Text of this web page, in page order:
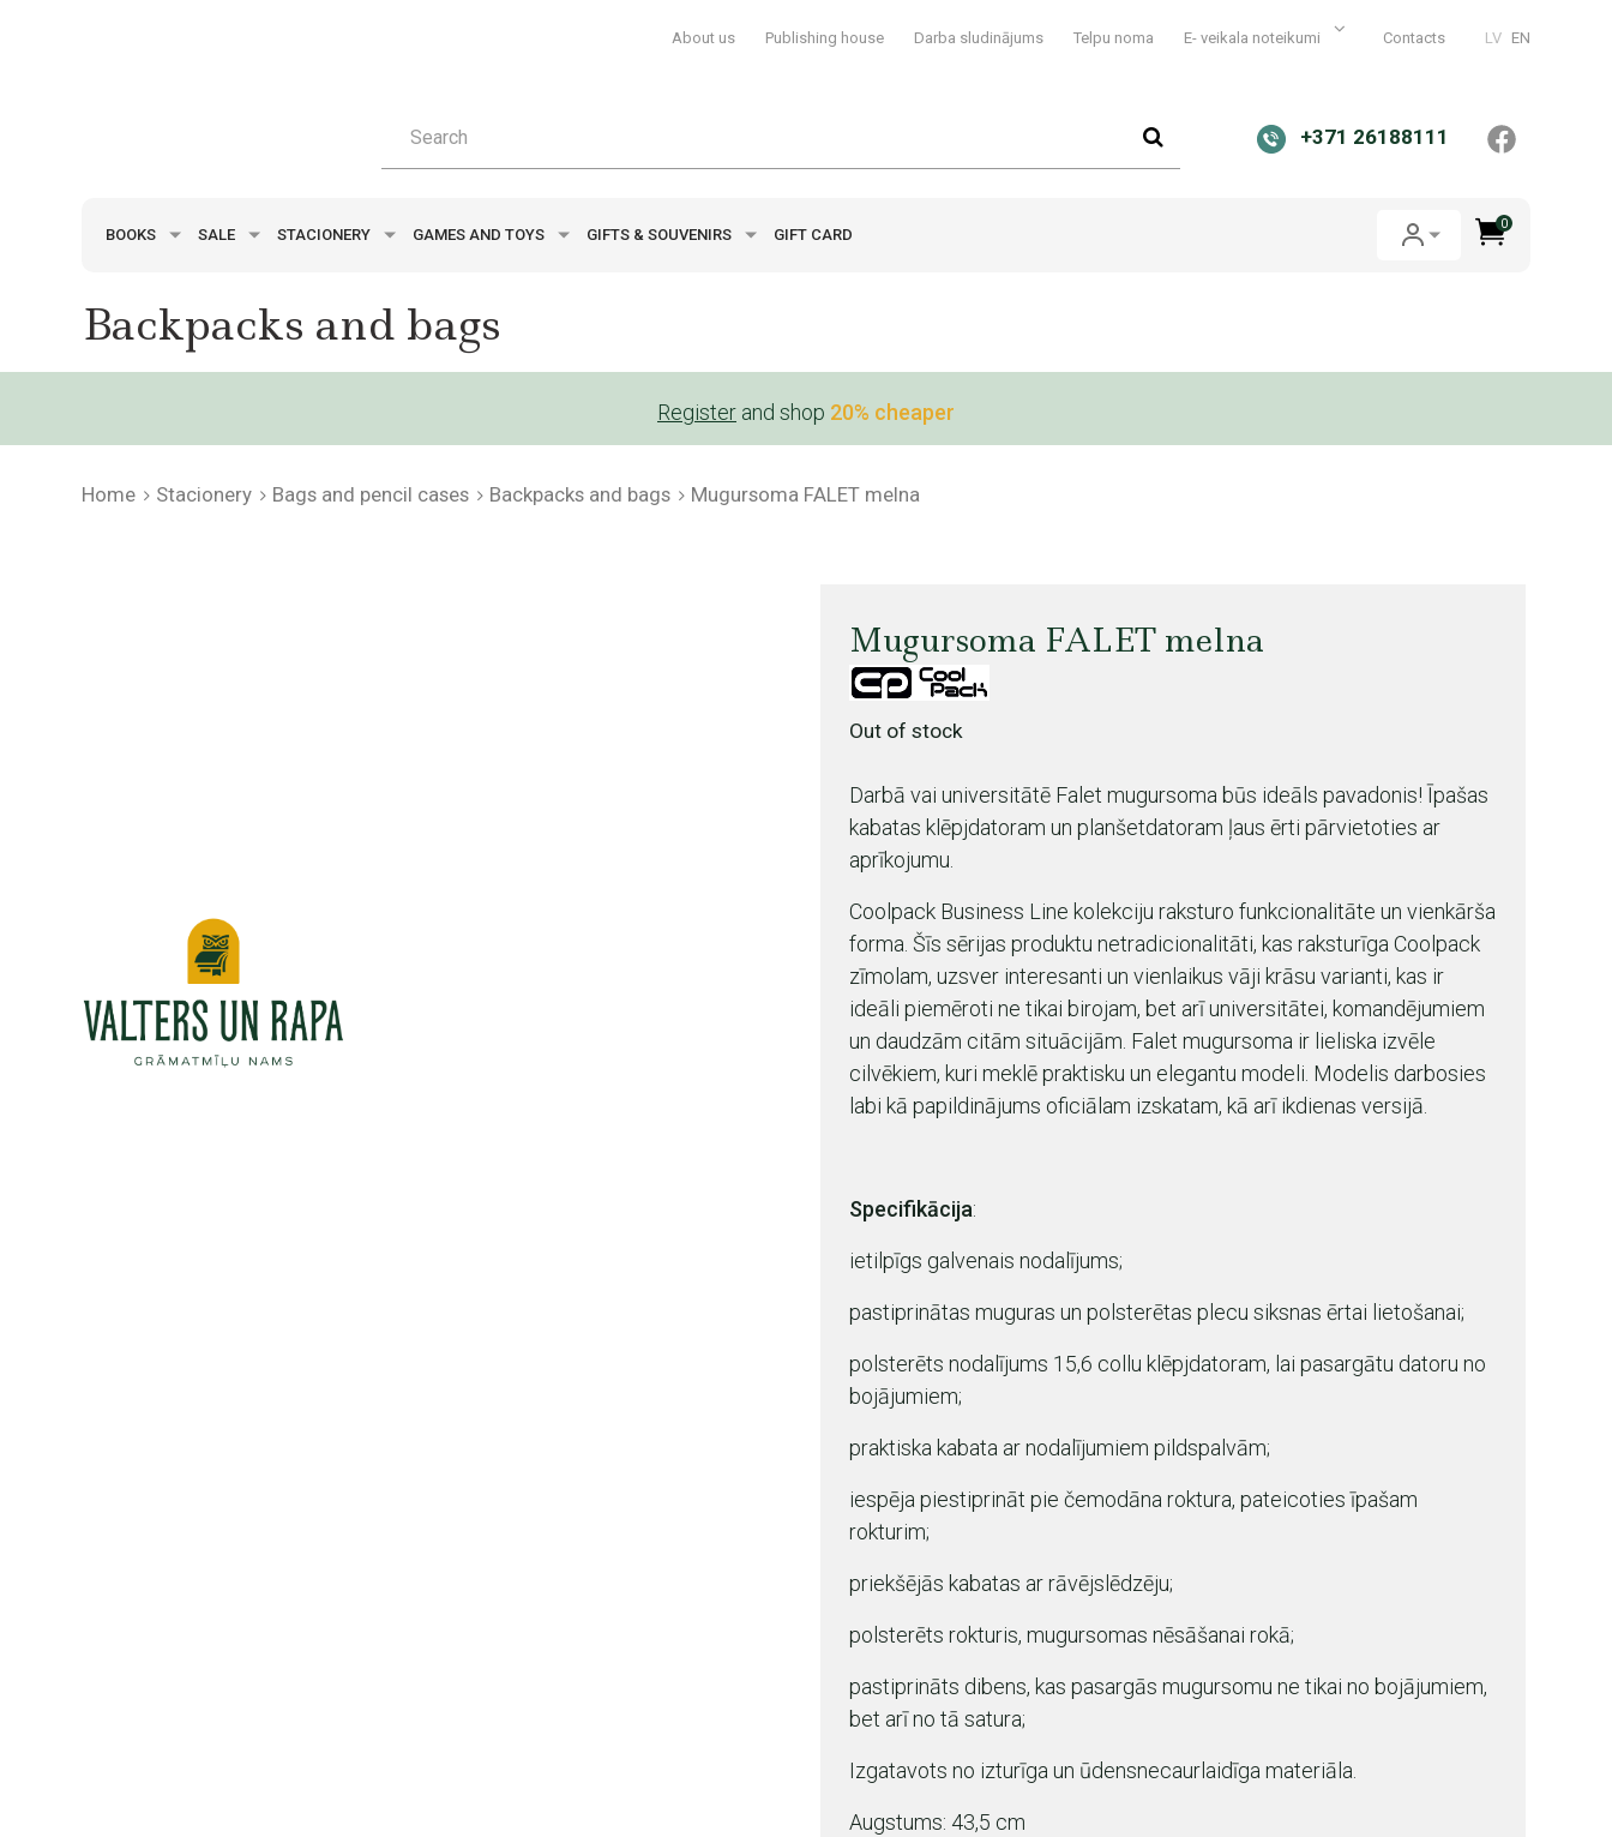
About us Publishing house Darba sludinājums Telpu noma E- veikala noteikumi Contacts LV EN
+371 26188111
BOOKS SALE STACIONERY GAMES AND TOYS GIFTS & SOUVENIRS GIFT CARD
0
Backpacks and bags
Register and shop 20% cheaper
Home Stacionery Bags and pencil cases Backpacks and bags Mugursoma FALET melna
Mugursoma FALET melna
Out of stock
Darbā vai universitātē Falet mugursoma būs ideāls pavadonis! Īpašas
kabatas klēpjdatoram un planšetdatoram ļaus ērti pārvietoties ar
aprīkojumu.
Coolpack Business Line kolekciju raksturo funkcionalitāte un vienkārša
forma. Šīs sērijas produktu netradicionalitāti, kas raksturīga Coolpack
zīmolam, uzsver interesanti un vienlaikus vāji krāsu varianti, kas ir
ideāli piemēroti ne tikai birojam, bet arī universitātei, komandējumiem
un daudzām citām situācijām. Falet mugursoma ir lieliska izvēle
cilvēkiem, kuri meklē praktisku un elegantu modeli. Modelis darbosies
labi kā papildinājums oficiālam izskatam, kā arī ikdienas versijā.
Specifikācija:
ietilpīgs galvenais nodalījums;
pastiprinātas muguras un polsterētas plecu siksnas ērtai lietošanai;
polsterēts nodalījums 15,6 collu klēpjdatoram, lai pasargātu datoru no
bojājumiem;
praktiska kabata ar nodalījumiem pildspalvām;
iespēja piestiprināt pie čemodāna roktura, pateicoties īpašam
rokturim;
priekšējās kabatas ar rāvējslēdzēju;
polsterēts rokturis, mugursomas nēsāšanai rokā;
pastiprināts dibens, kas pasargās mugursomu ne tikai no bojājumiem,
bet arī no tā satura;
Izgatavots no izturīga un ūdensnecaurlaidīga materiāla.
Augstums: 43,5 cm